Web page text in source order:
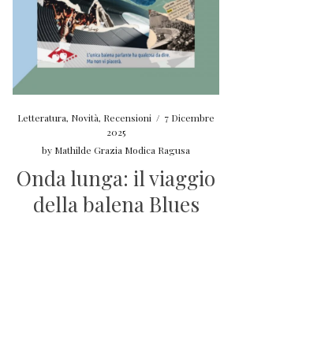
Letteratura, Novità, Recensioni / 7 Dicembre
2025
by Mathilde Grazia Modica Ragusa
Onda lunga: il viaggio
della balena Blues